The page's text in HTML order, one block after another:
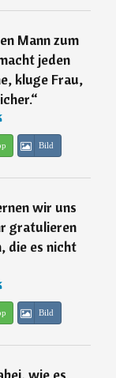
Mann zum
jeden
kluge Frau,
“
Bild
wir uns
gratulieren
die es nicht
Bild